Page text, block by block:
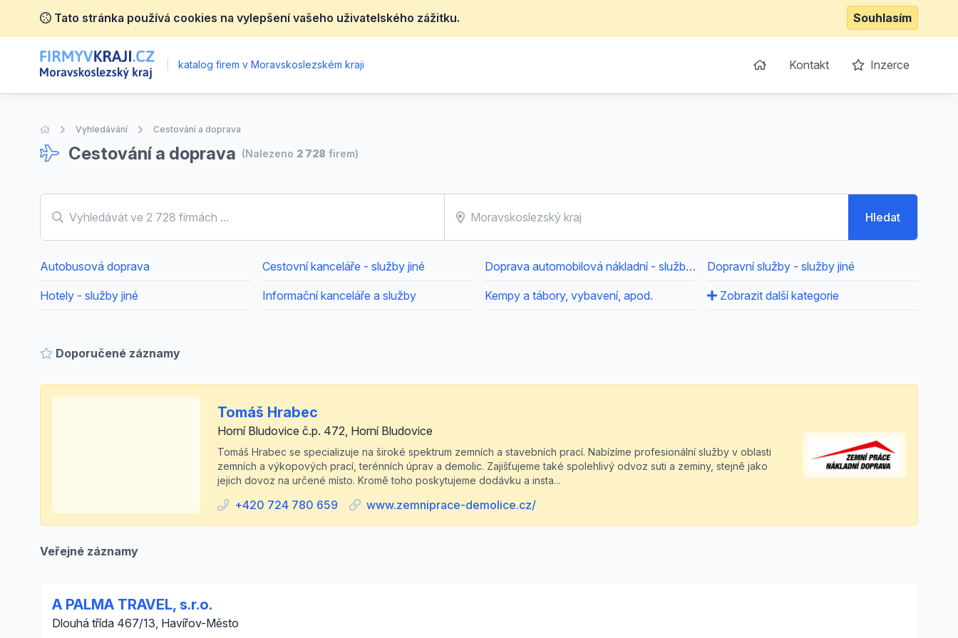
Tato stránka používá cookies na vylepšení vašeho uživatelského zážitku. Souhlasím
katalog firem v Moravskoslezském kraji Kontakt Inzerce
Úvodní stránka
Vyhledávání Cestování a doprava
Cestování a doprava (Nalezeno 2 728 firem)
Hledat
Autobusová doprava Cestovní kanceláře - služby jiné Doprava automobilová nákladní - služby jiné Dopravní služby - služby jiné
Hotely - služby jiné Informační kanceláře a služby Kempy a tábory, vybavení, apod. Zobrazit další kategorie
Doporučené záznamy
Tomáš Hrabec
Horní Bludovice č.p. 472, Horní Bludovice
Tomáš Hrabec se specializuje na široké spektrum zemních a stavebních prací. Nabízíme profesionální služby v oblasti
zemních a výkopových prací, terénních úprav a demolic. Zajišťujeme také spolehlivý odvoz suti a zeminy, stejně jako
jejich dovoz na určené místo. Kromě toho poskytujeme dodávku a insta...
+420 724 780 659 www.zemniprace-demolice.cz/
Veřejné záznamy
A PALMA TRAVEL, s.r.o.
Dlouhá třída 467/13, Havířov-Město